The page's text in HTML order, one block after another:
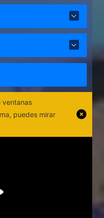
ventanas
puedes mirar